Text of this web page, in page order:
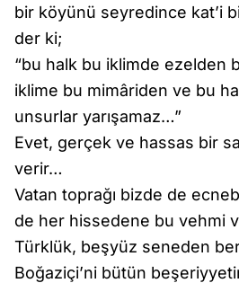
bir köyünü seyredince kat’i
der ki;
“bu halk bu iklimde ezelden
iklime bu mimâriden ve bu
unsurlar yarışamaz…”
Evet, gerçek ve hassas bir
verir…
Vatan toprağı bizde de
de her hissedene bu vehmi
Türklük, beşyüz seneden
Boğaziçi’ni bütün